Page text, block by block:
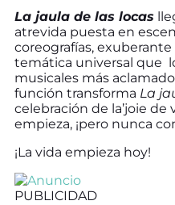
La jaula de las locas
atrevida puesta en
coreografías,
temática universal que
musicales más
función transforma La
celebración de la’joie de
empieza, ¡pero nunca
¡La vida empieza hoy!
PUBLICIDAD